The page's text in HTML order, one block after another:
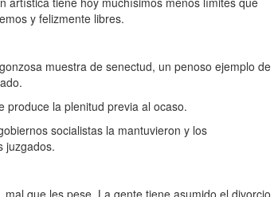
y felizmente libres.
muestra de senectud, un penoso ejemplo de
produce la plenitud previa al ocaso.
socialistas la mantuvieron y los
juzgados.
que les pese. La gente tiene asumido el divorcio,